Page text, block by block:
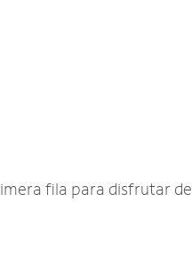
fila para disfrutar